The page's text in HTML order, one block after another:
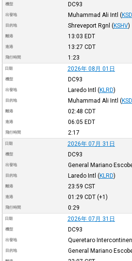
機型 DC93
出發地 Muhammad Ali Intl (
目的地 Shreveport Rgnl (KSHV)
離港 13:03 EDT
進港 13:27 CDT
飛行時間 1:23
日期 2026年 08月 01日
機型 DC93
出發地 Laredo Intl (KLRD)
目的地 Muhammad Ali Intl (
離港 02:48 CDT
進港 06:05 EDT
飛行時間 2:17
日期 2026年 07月 31日
機型 DC93
出發地 General Mariano
目的地 Laredo Intl (KLRD)
離港 23:59 CST
進港 01:29 CDT(+1)
飛行時間 0:29
日期 2026年 07月 31日
機型 DC93
出發地 Queretaro
目的地 General Mariano